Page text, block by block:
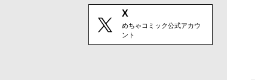
X
めちゃコミック公式アカウ
ント